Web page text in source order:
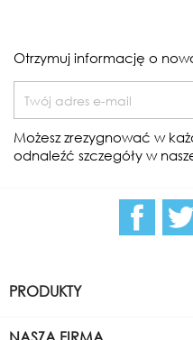
Otrzymuj informację o
Możesz zrezygnować w
odnaleźć szczegóły w
PRODUKTY